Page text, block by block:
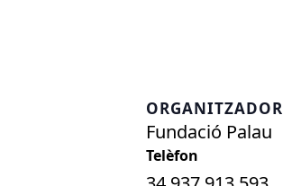
ORGANITZADOR
Fundació Palau